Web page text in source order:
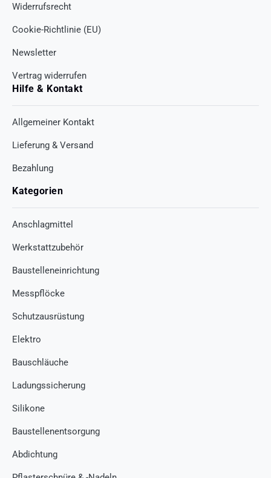
Widerrufsrecht
Cookie-Richtlinie (EU)
Newsletter
Vertrag widerrufen
Hilfe & Kontakt
Allgemeiner Kontakt
Lieferung & Versand
Bezahlung
Kategorien
Anschlagmittel
Werkstattzubehör
Baustelleneinrichtung
Messpflöcke
Schutzausrüstung
Elektro
Bauschläuche
Ladungssicherung
Silikone
Baustellenentsorgung
Abdichtung